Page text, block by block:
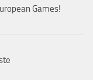
Games!